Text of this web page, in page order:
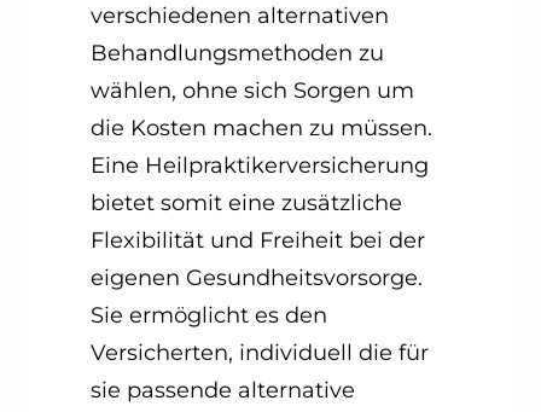
verschiedenen alternativen
Behandlungsmethoden zu
wählen, ohne sich Sorgen um
die Kosten machen zu müssen.
Eine Heilpraktikerversicherung
bietet somit eine zusätzliche
Flexibilität und Freiheit bei der
eigenen Gesundheitsvorsorge.
Sie ermöglicht es den
Versicherten, individuell die für
sie passende alternative